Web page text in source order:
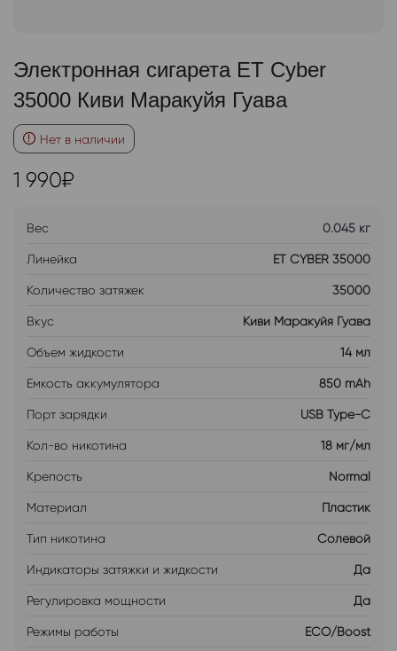
Электронная сигарета ET Cyber
35000 Киви Маракуйя Гуава
Нет в наличии
1 990₽
Вес 0.045 кг
Линейка ET CYBER 35000
Количество затяжек 35000
Вкус Киви Маракуйя Гуава
Объем жидкости 14 мл
Емкость аккумулятора 850 mAh
Порт зарядки USB Type-C
Кол-во никотина 18 мг/мл
Крепость Normal
Материал Пластик
Тип никотина Солевой
Индикаторы затяжки и жидкости Да
Регулировка мощности Да
Режимы работы ECO/Boost